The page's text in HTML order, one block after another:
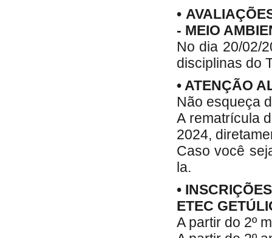
•
- MEIO
No dia 20/02/
disciplinas do
• ATENÇÃO
Não esqueça
A rematrícula
2024,
Caso você
la.
•
ETEC
A partir do 2º